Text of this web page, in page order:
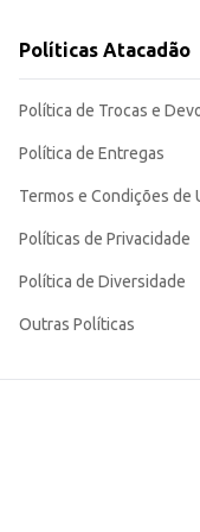
Políticas Atacadão
Política de Trocas e
Política de Entregas
Termos e Condições de
Políticas de Privacidade
Política de Diversidade
Outras Políticas